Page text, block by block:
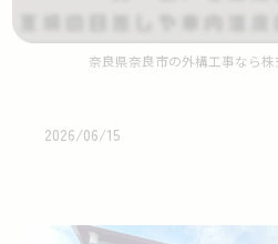
奈良県奈良市の外構工事なら
2026/06/15